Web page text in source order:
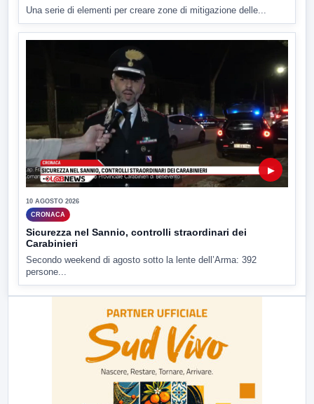
Una serie di elementi per creare zone di mitigazione delle...
▶
10 AGOSTO 2026
CRONACA
Sicurezza nel Sannio, controlli straordinari dei
Carabinieri
Secondo weekend di agosto sotto la lente dell’Arma: 392
persone...